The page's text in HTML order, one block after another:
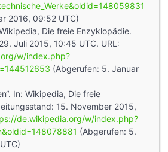
2016, 09:52 UTC)
Die freie Enzyklopädie.
Juli 2015, 10:45 UTC. URL:
w/index.php?
(Abgerufen: 5. Januar
In: Wikipedia, Die freie
15. November 2015,
de.wikipedia.org/w/index.php?
(Abgerufen: 5.